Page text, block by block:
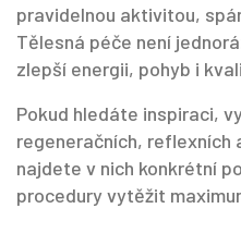
pravidelnou aktivitou,
Tělesná péče není
zlepší energii, pohyb i
Pokud hledáte inspiraci,
regeneračních, reflexních
najdete v nich konkrétní
procedury vytěžit